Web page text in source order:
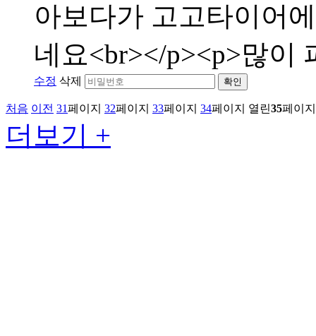
아보다가 고고타이어
네요<br></p><p>많이
수정 삭제 확인
처음 이전 31페이지 32페이지 33페이지 34페이지 열린35페이지
더보기 +